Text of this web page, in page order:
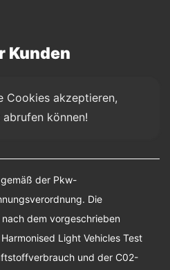
Kunden
Cookies akzeptieren,
können!
der Pkw-
Die
dem vorgeschrieben
Light Vehicles Test
und der C02-